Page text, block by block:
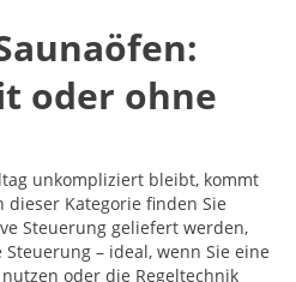
oder ohne
unkompliziert bleibt, kommt
Kategorie finden Sie
Steuerung geliefert werden,
– ideal, wenn Sie eine
oder die Regeltechnik